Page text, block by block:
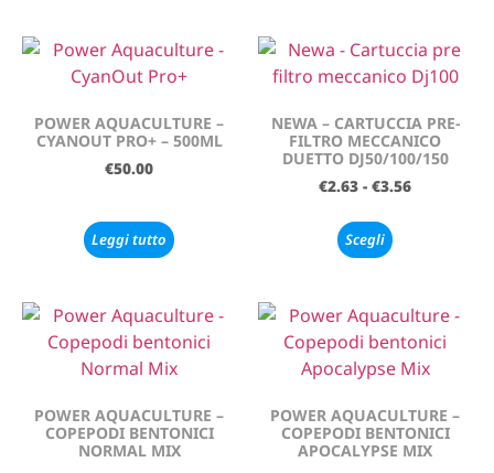
POWER AQUACULTURE –
CYANOUT PRO+ – 500ML
€50.00
Leggi tutto
NEWA – CARTUCCIA PRE-
FILTRO MECCANICO
DUETTO DJ50/100/150
€2.63 - €3.56
Scegli
POWER AQUACULTURE –
COPEPODI BENTONICI
NORMAL MIX
POWER AQUACULTURE –
COPEPODI BENTONICI
APOCALYPSE MIX